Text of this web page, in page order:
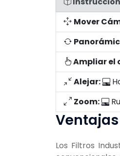
Mover
Ampliar el
Alejar:
Zoom:
Los Filtros